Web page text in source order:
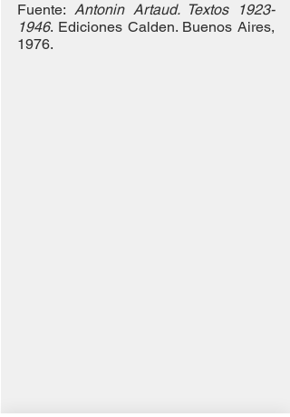
Fuente: Antonin Artaud. Textos 1923-
1946. Ediciones Calden. Buenos Aires,
1976.